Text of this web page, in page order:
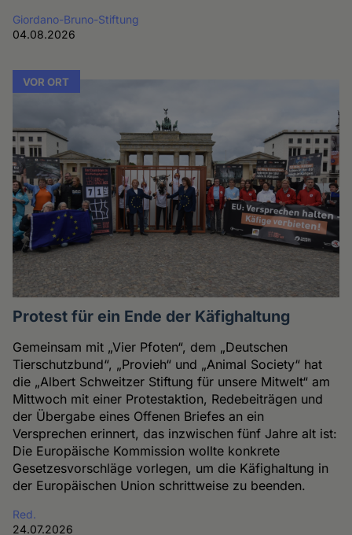
Giordano-Bruno-Stiftung
04.08.2026
VOR ORT
Protest für ein Ende der Käfighaltung
Gemeinsam mit „Vier Pfoten“, dem „Deutschen
Tierschutzbund“, „Provieh“ und „Animal Society“ hat
die „Albert Schweitzer Stiftung für unsere Mitwelt“ am
Mittwoch mit einer Protestaktion, Redebeiträgen und
der Übergabe eines Offenen Briefes an ein
Versprechen erinnert, das inzwischen fünf Jahre alt ist:
Die Europäische Kommission wollte konkrete
Gesetzesvorschläge vorlegen, um die Käfighaltung in
der Europäischen Union schrittweise zu beenden.
Red.
24.07.2026